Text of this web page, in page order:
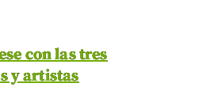
con las tres
y artistas